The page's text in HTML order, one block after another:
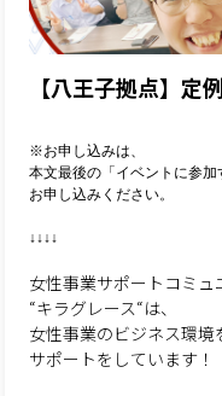
【八王子拠点】定
※お申し込みは、
本文最後の「イベントに参加
お申し込みください。
↓↓↓↓
女性事業サポートコミュ
“キラグレース“は、
女性事業のビジネス環境
サポートをしています！